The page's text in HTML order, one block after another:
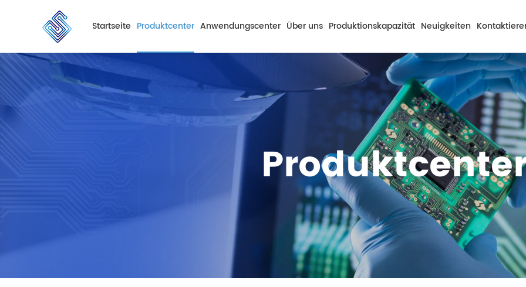
Startseite Produktcenter
PCB Herstellung
PCB Montage
Anwendungscenter
Verbraucherklasse
Medizinische Versorgung
Beleuchtung
Über uns
Unsere Vorteile
Entwicklung
Qualifikation Und Ehre
Umweltgeräte
Produktionskapazität
Funktionsübersicht
Fähigkeit Sanft Zu Verbinden Platten
Leistung Des Metallsubstrats
Neuigkeiten
Unternehmensnachrichten
Branchennachrichten